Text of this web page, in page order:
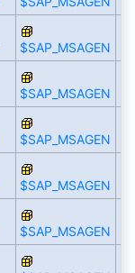
$SAP_MSAGEN
$SAP_MSAGEN
$SAP_MSAGEN
$SAP_MSAGEN
$SAP_MSAGEN